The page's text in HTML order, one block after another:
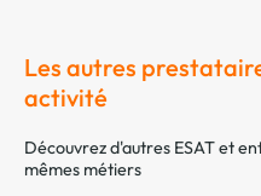
Les autres
activité
Découvrez d'autres ESAT et
mêmes métiers